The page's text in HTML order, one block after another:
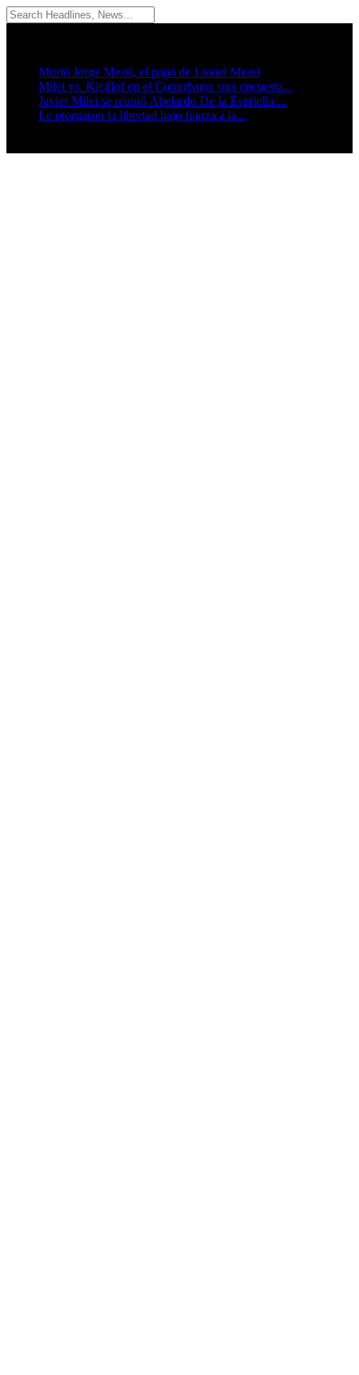
Murió Jorge Messi, el papá de Lionel Messi
Milei vs. Kicillof en el Conurbano: una encuesta...
Javier Milei se reunió Abelardo De la Espriella:...
Le otorgaron la libertad bajo fianza a la...